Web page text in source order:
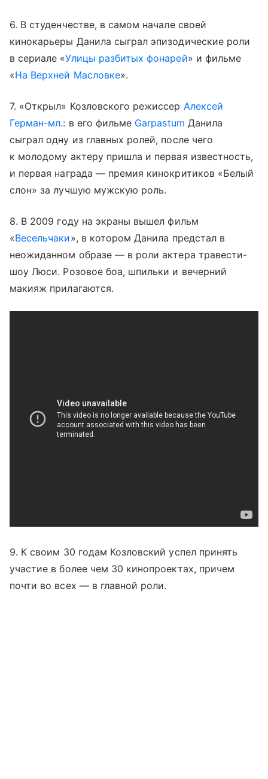
6. В студенчестве, в самом начале своей
кинокарьеры Данила сыграл эпизодические роли
в сериале «Улицы разбитых фонарей» и фильме
«На Верхней Масловке».
7. «Открыл» Козловского режиссер Алексей
Герман-мл.: в его фильме Garpastum Данила
сыграл одну из главных ролей, после чего
к молодому актеру пришла и первая известность,
и первая награда — премия кинокритиков «Белый
слон» за лучшую мужскую роль.
8. В 2009 году на экраны вышел фильм
«Весельчаки», в котором Данила предстал в
неожиданном образе — в роли актера травести-
шоу Люси. Розовое боа, шпильки и вечерний
макияж прилагаются.
9. К своим 30 годам Козловский успел принять
участие в более чем 30 кинопроектах, причем
почти во всех — в главной роли.